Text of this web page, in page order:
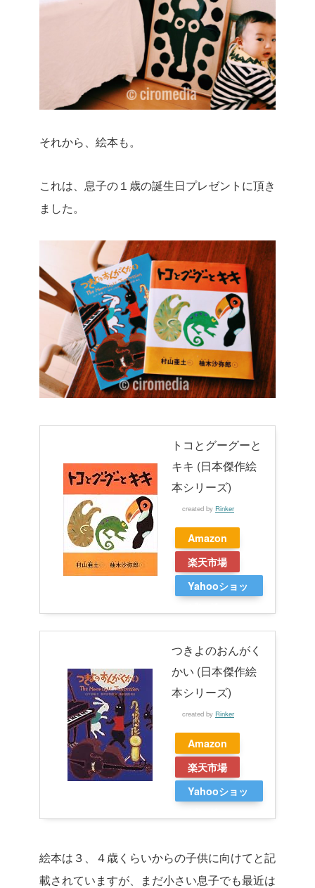
それから、絵本も。
これは、息子の１歳の誕生日プレゼントに頂き
ました。
トコとグーグーと
キキ (日本傑作絵
本シリーズ)
created by Rinker
Amazon
楽天市場
Yahooショッ
つきよのおんがく
かい (日本傑作絵
本シリーズ)
created by Rinker
Amazon
楽天市場
Yahooショッ
絵本は３、４歳くらいからの子供に向けてと記
載されていますが、まだ小さい息子でも最近は